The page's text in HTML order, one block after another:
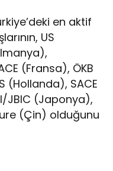
en aktif
US
(Fransa), ÖKB
(Hollanda), SACE
JBIC (Japonya),
(Çin) olduğunu